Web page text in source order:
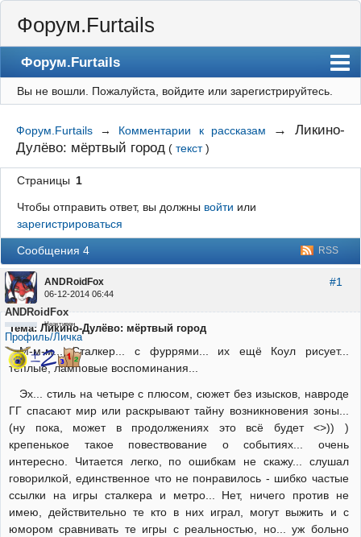
Форум.Furtails
Форум.Furtails
На сайт
Форум
Регистрация
Вход
Вы не вошли. Пожалуйста, войдите или зарегистрируйтесь.
Форум.Furtails → Комментарии к рассказам → Ликино-
Дулёво: мёртвый город (текст)
Страницы 1
Чтобы отправить ответ, вы должны войти или
зарегистрироваться
RSS
Сообщения 4
#1
ANDRoidFox
06-12-2014 06:44
ANDRoidFox
Неактивен
Профиль/Личка
Тема: Ликино-Дулёво: мёртвый город
М-м-м... Сталкер... с фуррями... их ещё Коул рисует...
тёплые, ламповые воспоминания...
Эх... стиль на четыре с плюсом, сюжет без изысков, навроде
ГГ спасают мир или раскрывают тайну возникновения зоны...
(ну пока, может в продолжениях это всё будет <>)) )
крепенькое такое повествование о событиях... очень
интересно. Читается легко, по ошибкам не скажу... слушал
говорилкой, единственное что не понравилось - шибко частые
ссылки на игры сталкера и метро... Нет, ничего против не
имею, действительно те кто в них играл, могут выжить и с
юмором сравнивать те игры с реальностью, но... уж больно